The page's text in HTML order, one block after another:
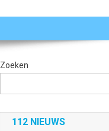
Zoeken
112 NIEUWS